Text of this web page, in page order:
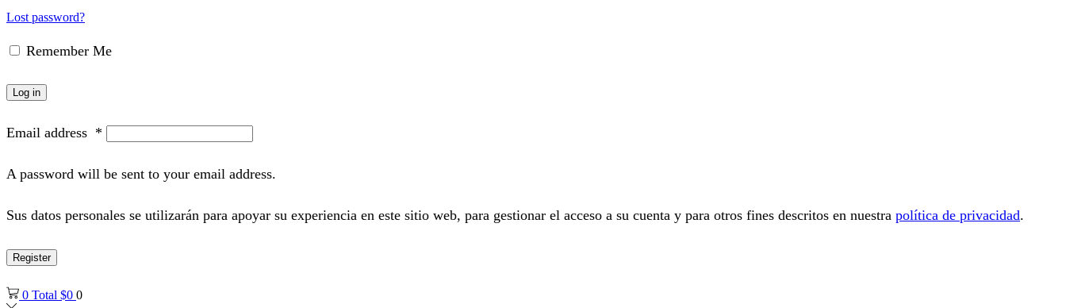
Lost password?
Remember Me
Log in
Email address *
A password will be sent to your email address.
Sus datos personales se utilizarán para apoyar su experiencia en este sitio web, para gestionar el acceso a su cuenta y para otros fines descritos en nuestra política de privacidad.
Register
0 Total $0 0